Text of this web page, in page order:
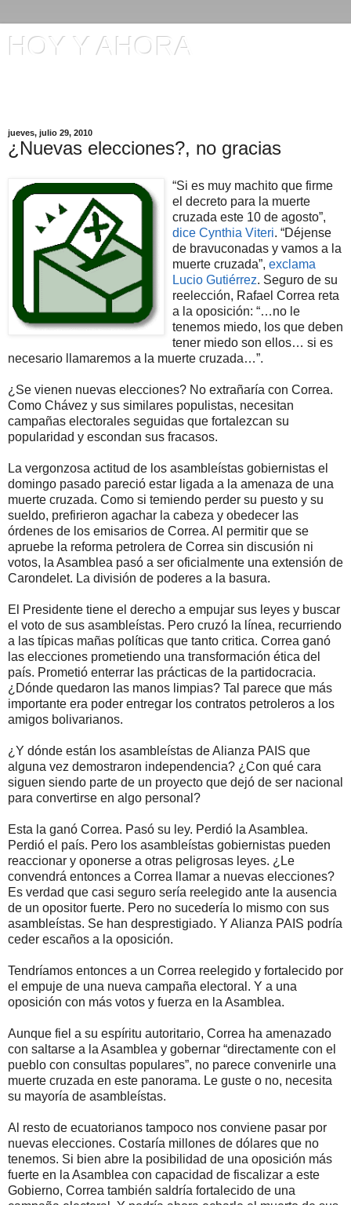
HOY Y AHORA
jueves, julio 29, 2010
¿Nuevas elecciones?, no gracias
“Si es muy machito que firme
el decreto para la muerte
cruzada este 10 de agosto”,
dice Cynthia Viteri. “Déjense
de bravuconadas y vamos a la
muerte cruzada”, exclama
Lucio Gutiérrez. Seguro de su
reelección, Rafael Correa reta
a la oposición: “…no le
tenemos miedo, los que deben
tener miedo son ellos… si es
necesario llamaremos a la muerte cruzada…”.
¿Se vienen nuevas elecciones? No extrañaría con Correa.
Como Chávez y sus similares populistas, necesitan
campañas electorales seguidas que fortalezcan su
popularidad y escondan sus fracasos.
La vergonzosa actitud de los asambleístas gobiernistas el
domingo pasado pareció estar ligada a la amenaza de una
muerte cruzada. Como si temiendo perder su puesto y su
sueldo, prefirieron agachar la cabeza y obedecer las
órdenes de los emisarios de Correa. Al permitir que se
apruebe la reforma petrolera de Correa sin discusión ni
votos, la Asamblea pasó a ser oficialmente una extensión de
Carondelet. La división de poderes a la basura.
El Presidente tiene el derecho a empujar sus leyes y buscar
el voto de sus asambleístas. Pero cruzó la línea, recurriendo
a las típicas mañas políticas que tanto critica. Correa ganó
las elecciones prometiendo una transformación ética del
país. Prometió enterrar las prácticas de la partidocracia.
¿Dónde quedaron las manos limpias? Tal parece que más
importante era poder entregar los contratos petroleros a los
amigos bolivarianos.
¿Y dónde están los asambleístas de Alianza PAIS que
alguna vez demostraron independencia? ¿Con qué cara
siguen siendo parte de un proyecto que dejó de ser nacional
para convertirse en algo personal?
Esta la ganó Correa. Pasó su ley. Perdió la Asamblea.
Perdió el país. Pero los asambleístas gobiernistas pueden
reaccionar y oponerse a otras peligrosas leyes. ¿Le
convendrá entonces a Correa llamar a nuevas elecciones?
Es verdad que casi seguro sería reelegido ante la ausencia
de un opositor fuerte. Pero no sucedería lo mismo con sus
asambleístas. Se han desprestigiado. Y Alianza PAIS podría
ceder escaños a la oposición.
Tendríamos entonces a un Correa reelegido y fortalecido por
el empuje de una nueva campaña electoral. Y a una
oposición con más votos y fuerza en la Asamblea.
Aunque fiel a su espíritu autoritario, Correa ha amenazado
con saltarse a la Asamblea y gobernar “directamente con el
pueblo con consultas populares”, no parece convenirle una
muerte cruzada en este panorama. Le guste o no, necesita
su mayoría de asambleístas.
Al resto de ecuatorianos tampoco nos conviene pasar por
nuevas elecciones. Costaría millones de dólares que no
tenemos. Si bien abre la posibilidad de una oposición más
fuerte en la Asamblea con capacidad de fiscalizar a este
Gobierno, Correa también saldría fortalecido de una